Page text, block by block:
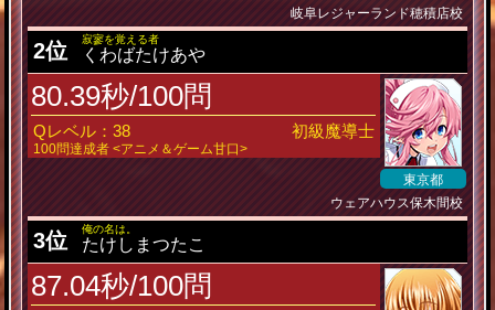
岐阜レジャーランド穂積店校
2位 寂寥を覚える者
くわばたけあや
80.39秒/100問
Qレベル：38 初級魔導士
100問達成者 <アニメ＆ゲーム甘口>
東京都
ウェアハウス保木間校
3位 俺の名は。
たけしまつたこ
87.04秒/100問